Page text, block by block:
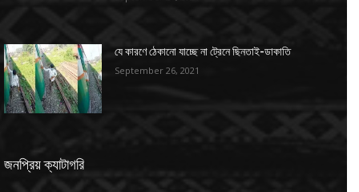
যে কারণে ঠেকানো যাচ্ছে না ট্রেনে ছিনতাই-ডাকাতি
September 26, 2021
জনপ্রিয় ক্যাটাগরি